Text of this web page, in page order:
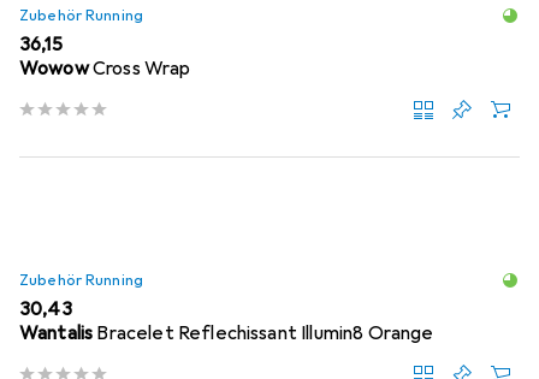
Zubehör Running
EUR
36,15
WowowCross Wrap
Zubehör Running
EUR
30,43
Wantalis Bracelet Reflechissant Illumin8 Orange